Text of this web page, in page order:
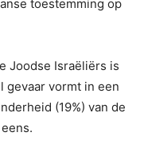
toestemming op
Joodse Israëliërs is
gevaar vormt in een
(19%) van de